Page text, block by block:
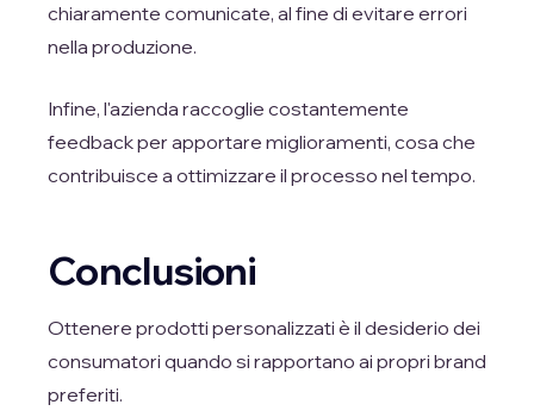
chiaramente comunicate, al fine di evitare errori
nella produzione.
Infine, l'azienda raccoglie costantemente
feedback per apportare miglioramenti, cosa che
contribuisce a ottimizzare il processo nel tempo.
Conclusioni
Ottenere prodotti personalizzati è il desiderio dei
consumatori quando si rapportano ai propri brand
preferiti.